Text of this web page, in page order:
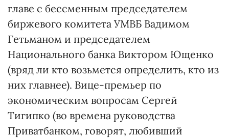
главе с бессменным председателем
биржевого комитета УМВБ Вадимом
Гетьманом и председателем
Национального банка Виктором Ющенко
(вряд ли кто возьмется определить, кто из
них главнее). Вице-премьер по
экономическим вопросам Сергей
Тигипко (во времена руководства
Приватбанком, говорят, любивший